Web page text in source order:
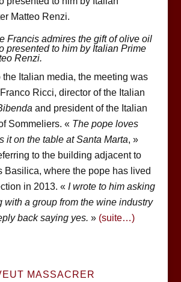
Francis admires the gift of olive oil
presented to him by Italian Prime
Renzi.
Italian media, the meeting was
Ricci, director of the Italian
and president of the Italian
Sommeliers. « The pope loves
it on the table at Santa Marta, »
to the building adjacent to
Basilica, where the pope has lived
in 2013. « I wrote to him asking
with a group from the wine industry
back saying yes. » (suite…)
MASSACRER